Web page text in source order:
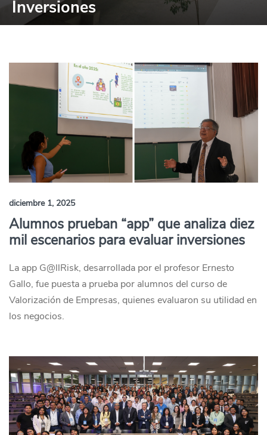
Inversiones
diciembre 1, 2025
Alumnos prueban “app” que analiza diez
mil escenarios para evaluar inversiones
La app G@llRisk, desarrollada por el profesor Ernesto
Gallo, fue puesta a prueba por alumnos del curso de
Valorización de Empresas, quienes evaluaron su utilidad en
los negocios.